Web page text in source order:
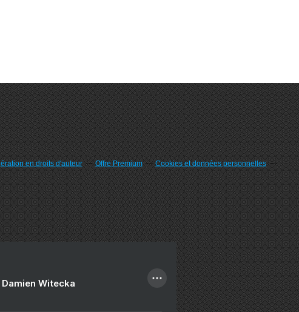
en droits d'auteur Offre Premium
Cookies et données personnelles
Witecka